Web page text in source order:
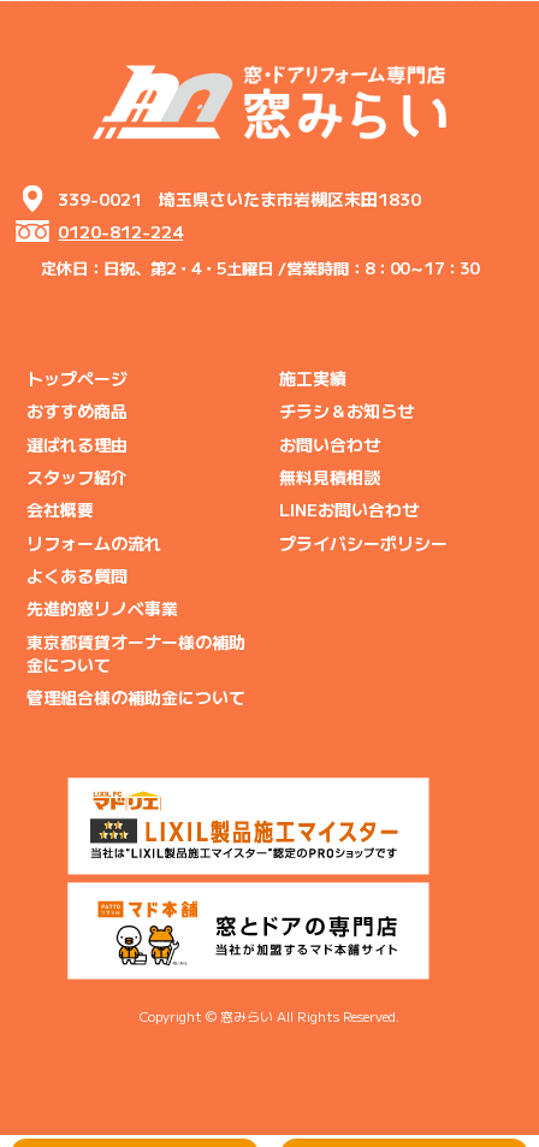
339-0021 埼玉県さいたま市岩槻区末田1830
0120-812-224
定休日：日祝、第2・4・5土曜日 /営業時間：8：00～17：30
トップページ
おすすめ商品
選ばれる理由
スタッフ紹介
会社概要
リフォームの流れ
よくある質問
先進的窓リノベ事業
東京都賃貸オーナー様の補助
金について
管理組合様の補助金について
施工実績
チラシ＆お知らせ
お問い合わせ
無料見積相談
LINEお問い合わせ
プライバシーポリシー
Copyright © 窓みらい All Rights Reserved.